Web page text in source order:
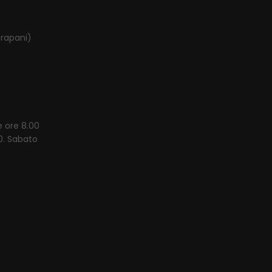
ore 8.00
Sabato